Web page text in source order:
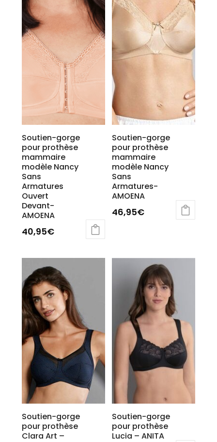
Soutien-gorge
pour prothèse
mammaire
modèle Nancy
Sans
Armatures
Ouvert
Devant-
AMOENA
40,95€
plusieurs
variations.
Les
options
peuvent
être
choisies
sur
page
du
produit
Soutien-gorge
pour prothèse
mammaire
modèle Nancy
Sans
Armatures-
AMOENA
46,95€
Soutien-gorge
pour prothèse
Clara Art –
Soutien-gorge
pour prothèse
Lucia – ANITA